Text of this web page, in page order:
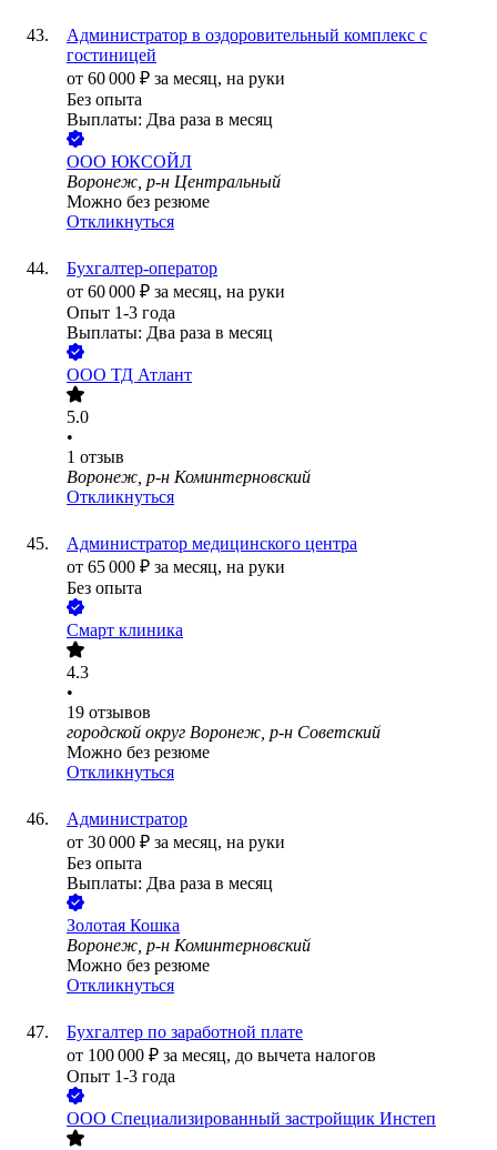
Администратор в оздоровительный комплекс с
гостиницей
от 60 000 ₽ за месяц, на руки
Без опыта
Выплаты: Два раза в месяц
ООО ЮКСОЙЛ
Воронеж, р-н Центральный
Можно без резюме
Откликнуться
Бухгалтер-оператор
от 60 000 ₽ за месяц, на руки
Опыт 1-3 года
Выплаты: Два раза в месяц
ООО ТД Атлант
5.0
•
1 отзыв
Воронеж, р-н Коминтерновский
Откликнуться
Администратор медицинского центра
от 65 000 ₽ за месяц, на руки
Без опыта
Смарт клиника
4.3
•
19 отзывов
городской округ Воронеж, р-н Советский
Можно без резюме
Откликнуться
Администратор
от 30 000 ₽ за месяц, на руки
Без опыта
Выплаты: Два раза в месяц
Золотая Кошка
Воронеж, р-н Коминтерновский
Можно без резюме
Откликнуться
Бухгалтер по заработной плате
от 100 000 ₽ за месяц, до вычета налогов
Опыт 1-3 года
ООО Специализированный застройщик Инстеп